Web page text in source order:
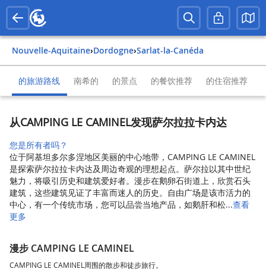
Nouvelle-Aquitaine› Dordogne› Sarlat-la-Canéda
的旅游路线 南希的 的景点 的餐饮推荐 的住宿推荐
从CAMPING LE CAMINEL发现萨尔拉拉卡内达
您是所有者吗？
位于阿基坦多尔多涅地区美丽的中心地带，CAMPING LE CAMINEL
是探索萨尔拉拉卡内达及周边奇观的理想起点。萨尔拉以其中世纪
魅力，将吸引历史和建筑爱好者。漫步在鹅卵石街道上，欣赏石头
建筑，这些建筑见证了丰富而迷人的历史。自由广场是该市活力的
中心，有一个传统市场，您可以品尝当地产品，如鹅肝和松...查看
更多
漫步 CAMPING LE CAMINEL
CAMPING LE CAMINEL周围的散步和徒步旅行。